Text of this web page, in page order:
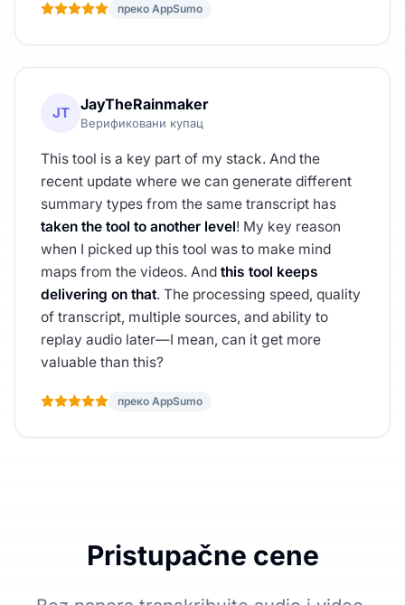
преко AppSumo
JT JayTheRainmaker
Верификовани купац
This tool is a key part of my stack. And the
recent update where we can generate different
summary types from the same transcript has
taken the tool to another level! My key reason
when I picked up this tool was to make mind
maps from the videos. And this tool keeps
delivering on that. The processing speed, quality
of transcript, multiple sources, and ability to
replay audio later—I mean, can it get more
valuable than this?
преко AppSumo
Pristupačne cene